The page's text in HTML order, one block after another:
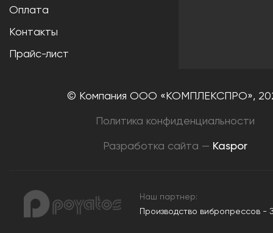
Оплата
Контакты
Прайс-лист
© Компания ООО «КОМПЛЕКСПРО»,
Политика конфиденциальности
Разработка сайта — Kaspor
Наш партнер:
Производство вибропрессов -